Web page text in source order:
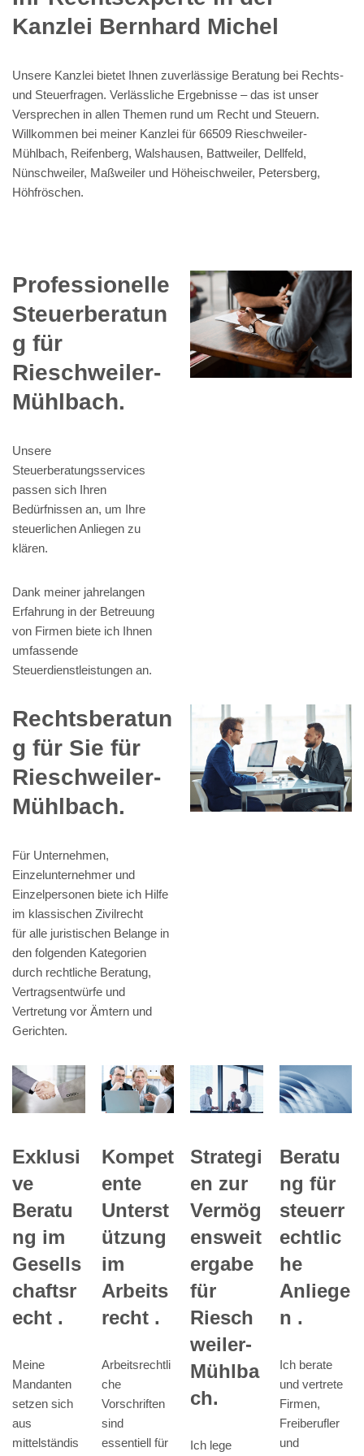
Kanzlei Bernhard Michel
Unsere Kanzlei bietet Ihnen zuverlässige Beratung bei Rechts-
und Steuerfragen. Verlässliche Ergebnisse – das ist unser
Versprechen in allen Themen rund um Recht und Steuern.
Willkommen bei meiner Kanzlei für 66509 Rieschweiler-
Mühlbach, Reifenberg, Walshausen, Battweiler, Dellfeld,
Nünschweiler, Maßweiler und Höheischweiler, Petersberg,
Höhfröschen.
Professionelle
Steuerberatun
g für
Rieschweiler-
Mühlbach.
Unsere
Steuerberatungsservices
passen sich Ihren
Bedürfnissen an, um Ihre
steuerlichen Anliegen zu
klären.
Dank meiner jahrelangen
Erfahrung in der Betreuung
von Firmen biete ich Ihnen
umfassende
Steuerdienstleistungen an.
Rechtsberatun
g für Sie für
Rieschweiler-
Mühlbach.
Für Unternehmen,
Einzelunternehmer und
Einzelpersonen biete ich Hilfe
im klassischen Zivilrecht
für alle juristischen Belange in
den folgenden Kategorien
durch rechtliche Beratung,
Vertragsentwürfe und
Vertretung vor Ämtern und
Gerichten.
Exklusi
ve
Beratu
ng im
Gesells
chaftsr
echt .
Meine
Mandanten
setzen sich
aus
mittelständis
Kompet
ente
Unterst
ützung
im
Arbeits
recht .
Arbeitsrechtli
che
Vorschriften
sind
essentiell für
Strategi
en zur
Vermög
ensweit
ergabe
für
Riesch
weiler-
Mühlba
ch.
Ich lege
Beratu
ng für
steuerr
echtlic
he
Anliege
n .
Ich berate
und vertrete
Firmen,
Freiberufler
und